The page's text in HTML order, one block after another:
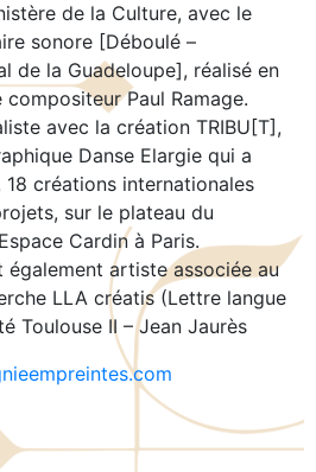
de la Culture, avec le
sonore [Déboulé –
de la Guadeloupe], réalisé en
Paul Ramage.
avec la création TRIBU[T],
Danse Elargie qui a
créations internationales
sur le plateau du
Cardin à Paris.
également artiste associée au
LLA créatis (Lettre langue
Toulouse II – Jean Jaurès